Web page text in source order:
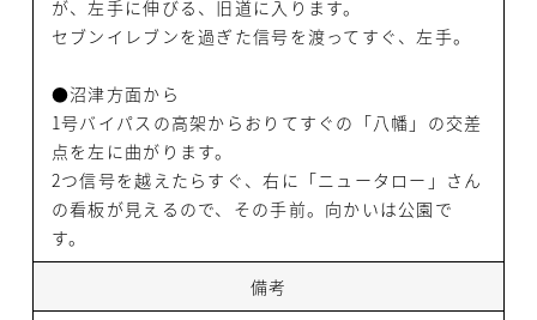
が、左手に伸びる、旧道に入ります。
セブンイレブンを過ぎた信号を渡ってすぐ、左手。
●沼津方面から
1号バイパスの高架からおりてすぐの「八幡」の交差
点を左に曲がります。
2つ信号を越えたらすぐ、右に「ニュータロー」さん
の看板が見えるので、その手前。向かいは公園で
す。
備考